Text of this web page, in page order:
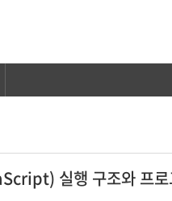
실행 구조와 프로